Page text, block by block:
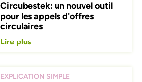
Circubestek: un nouvel outil
pour les appels d'offres
circulaires
Lire plus
EXPLICATION SIMPLE